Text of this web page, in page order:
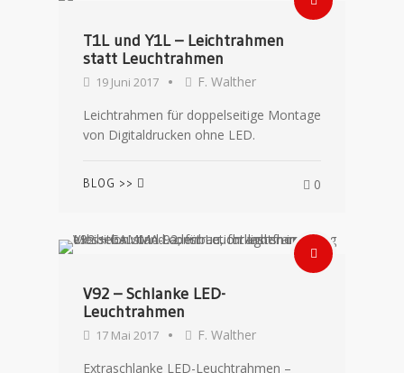
T1L und Y1L – Leichtrahmen
statt Leuchtrahmen
19 Juni 2017
F. Walther
Leichtrahmen für doppelseitige Montage
von Digitaldrucken ohne LED.
BLOG >> 0
V92 – Schlanke LED-
Leuchtrahmen
17 Mai 2017
F. Walther
Extraschlanke LED-Leuchtrahmen –